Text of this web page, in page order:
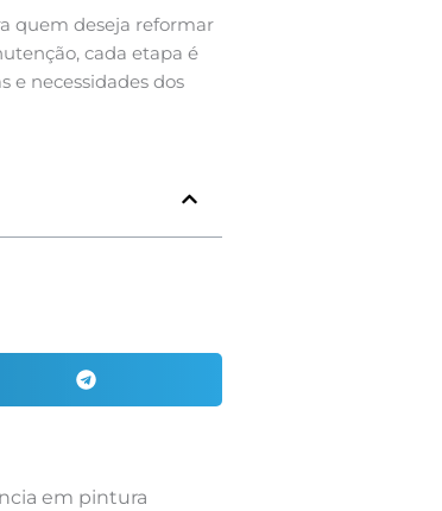
quem deseja reformar
cada etapa é
e necessidades dos
em pintura